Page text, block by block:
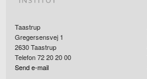
Taastrup
Gregersensvej 1
2630Taastrup
Telefon 72 20 20 00
Send e-mail